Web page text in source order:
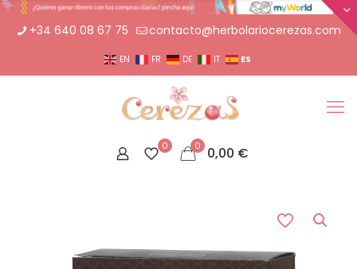
+34 640 08 67 75 contacto@herbolariocerezas.com
EN FR DE IT ES
0 0 0,00 €